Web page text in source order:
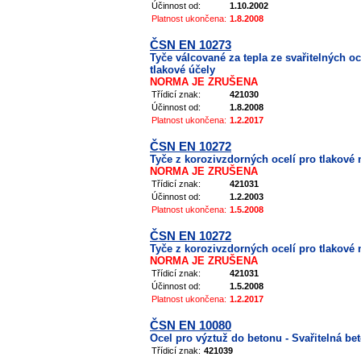
Účinnost od:
1.10.2002
Platnost ukončena: 1.8.2008
ČSN EN 10273
Tyče válcované za tepla ze svařitelných
tlakové účely
NORMA JE ZRUŠENA
Třídicí znak:
421030
Účinnost od:
1.8.2008
Platnost ukončena: 1.2.2017
ČSN EN 10272
Tyče z korozivzdorných ocelí pro tlakové
NORMA JE ZRUŠENA
Třídicí znak:
421031
Účinnost od:
1.2.2003
Platnost ukončena: 1.5.2008
ČSN EN 10272
Tyče z korozivzdorných ocelí pro tlakové
NORMA JE ZRUŠENA
Třídicí znak:
421031
Účinnost od:
1.5.2008
Platnost ukončena: 1.2.2017
ČSN EN 10080
Ocel pro výztuž do betonu - Svařitelná
Třídicí znak: 421039